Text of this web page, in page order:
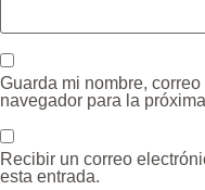
Guarda mi nombre,
navegador para la
Recibir un correo
esta entrada.